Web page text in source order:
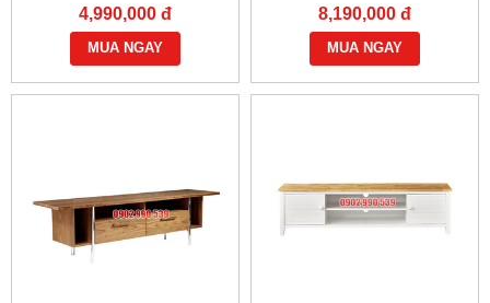
4,990,000 đ
MUA NGAY
8,190,000 đ
MUA NGAY